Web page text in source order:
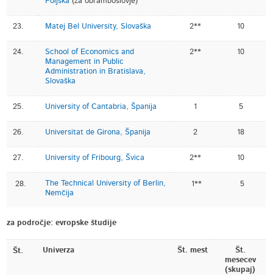
23. Matej Bel University, Slovaška 2** 10
24.
School of Economics and
Management in Public
Administration in Bratislava,
Slovaška
2** 10
25. University of Cantabria, Španija 1 5
26. Universitat de Girona, Španija 2 18
27. University of Fribourg, Švica 2** 10
28.
The Technical University of Berlin,
Nemčija
1** 5
za področje: evropske študije
Št. Univerza Št. mest
Št.
mesecev
(skupaj)